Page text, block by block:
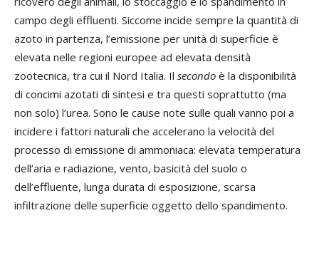
campo degli effluenti. Siccome incide sempre la quantità di
azoto in partenza, l’emissione per unità di superficie è
elevata nelle regioni europee ad elevata densità
zootecnica, tra cui il Nord Italia. Il secondo è la disponibilità
di concimi azotati di sintesi e tra questi soprattutto (ma
non solo) l’urea. Sono le cause note sulle quali vanno poi a
incidere i fattori naturali che accelerano la velocità del
processo di emissione di ammoniaca: elevata temperatura
dell’aria e radiazione, vento, basicità del suolo o
dell’effluente, lunga durata di esposizione, scarsa
infiltrazione delle superficie oggetto dello spandimento.